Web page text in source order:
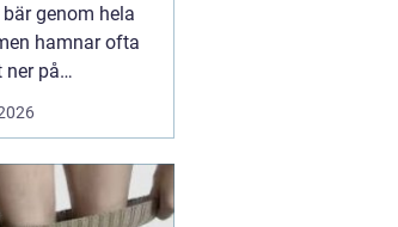
bär genom hela
hamnar ofta
ner på
söker hjälp först
vardagen.
visar